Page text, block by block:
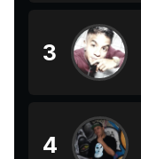
3
4